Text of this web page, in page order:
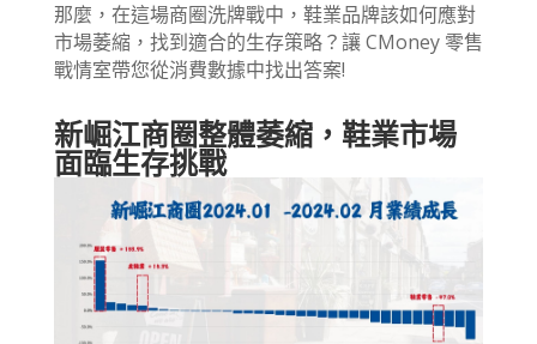
那麼，在這場商圈洗牌戰中，鞋業品牌該如何應對
市場萎縮，找到適合的生存策略？讓 CMoney 零售
戰情室帶您從消費數據中找出答案!
新崛江商圈整體萎縮，鞋業市場
面臨生存挑戰